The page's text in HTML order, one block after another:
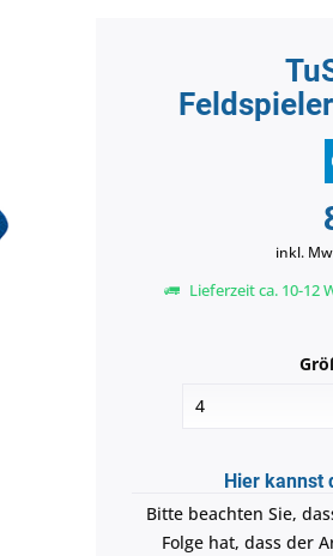
inkl.
Lieferzeit ca. 10-12
Hier kannst
Bitte beachten Sie,
Folge hat, dass der